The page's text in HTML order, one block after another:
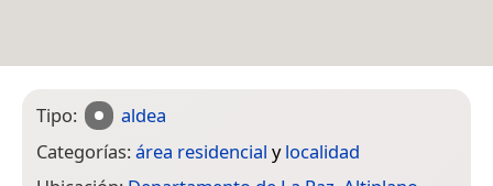
Tipo:
aldea
Categorías:área residencial ylocalidad